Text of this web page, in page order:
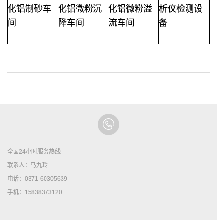
化铝制砂车
间
化铝微粉沉
降车间
化铝微粉溢
流车间
析仪检测设
备
全国24小时服务热线
联系人：马九玲
电话：0371-60305639
手机：15838373120